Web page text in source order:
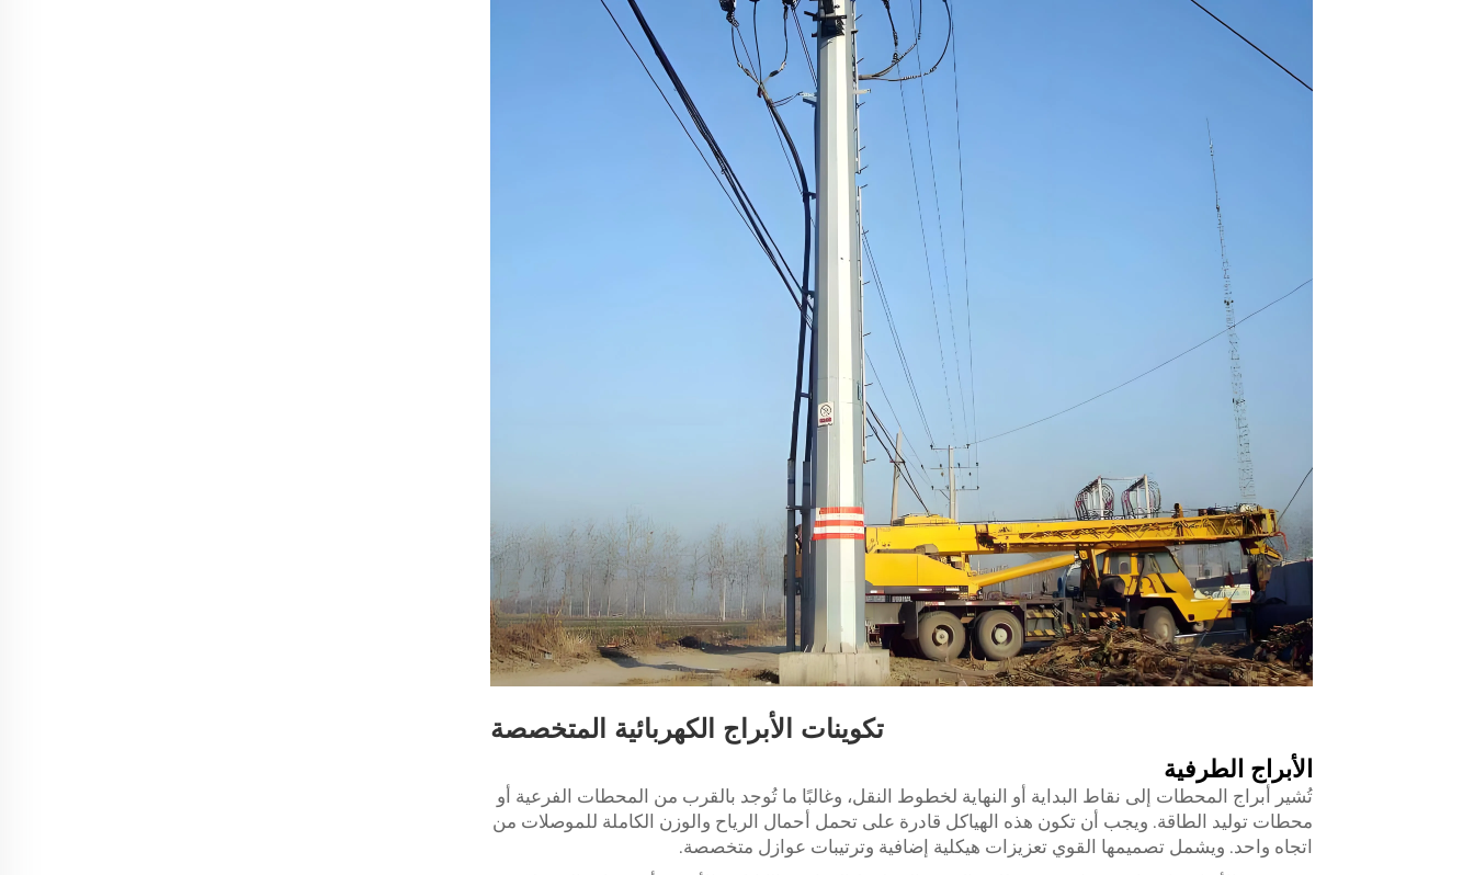
تكوينات الأبراج الكهربائية المتخصصة
الأبراج الطرفية
تُشير أبراج المحطات إلى نقاط البداية أو النهاية لخطوط النقل، وغالبًا ما تُوجد بالقرب من المحطات الفرعية أو
محطات توليد الطاقة. ويجب أن تكون هذه الهياكل قادرة على تحمل أحمال الرياح والوزن الكاملة للموصلات من
اتجاه واحد. ويشمل تصميمها القوي تعزيزات هيكلية إضافية وترتيبات عوازل متخصصة.